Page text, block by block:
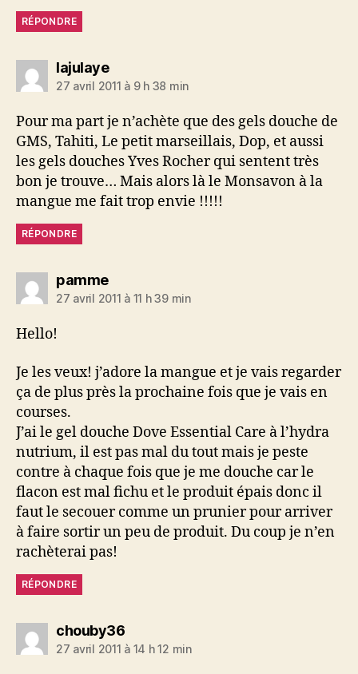
RÉPONDRE
lajulayedit :
27 avril 2011 à 9 h 38 min
Pour ma part je n’achète que des gels douche de
GMS, Tahiti, Le petit marseillais, Dop, et aussi
les gels douches Yves Rocher qui sentent très
bon je trouve… Mais alors là le Monsavon à la
mangue me fait trop envie !!!!!
RÉPONDRE
pammedit :
27 avril 2011 à 11 h 39 min
Hello!
Je les veux! j’adore la mangue et je vais regarder
ça de plus près la prochaine fois que je vais en
courses.
J’ai le gel douche Dove Essential Care à l’hydra
nutrium, il est pas mal du tout mais je peste
contre à chaque fois que je me douche car le
flacon est mal fichu et le produit épais donc il
faut le secouer comme un prunier pour arriver
à faire sortir un peu de produit. Du coup je n’en
rachèterai pas!
RÉPONDRE
chouby36dit :
27 avril 2011 à 14 h 12 min